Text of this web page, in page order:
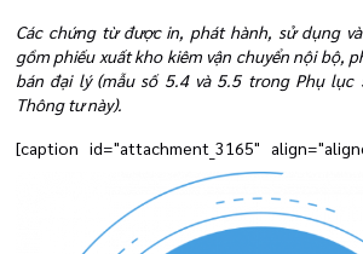
Các chứng từ được in, phát hành, sử dụng
gồm phiếu xuất kho kiêm vận chuyển nội bộ,
bán đại lý (mẫu số 5.4 và 5.5 trong Phụ lục
Thông tư này).
[caption id="attachment_3165"